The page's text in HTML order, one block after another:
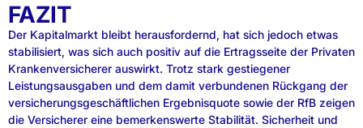
FAZIT
Der Kapitalmarkt bleibt herausfordernd, hat sich jedoch etwas
stabilisiert, was sich auch positiv auf die Ertragsseite der Privaten
Krankenversicherer auswirkt. Trotz stark gestiegener
Leistungsausgaben und dem damit verbundenen Rückgang der
versicherungsgeschäftlichen Ergebnisquote sowie der RfB zeigen
die Versicherer eine bemerkenswerte Stabilität. Sicherheit und